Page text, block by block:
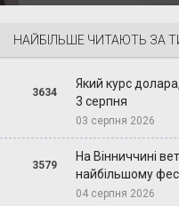
НАЙБІЛЬШЕ ЧИТАЮТЬ ЗА
3634
Який курс
3 серпня
03 серпня 2026
3579
На Вінниччині
найбільшому
04 серпня 2026